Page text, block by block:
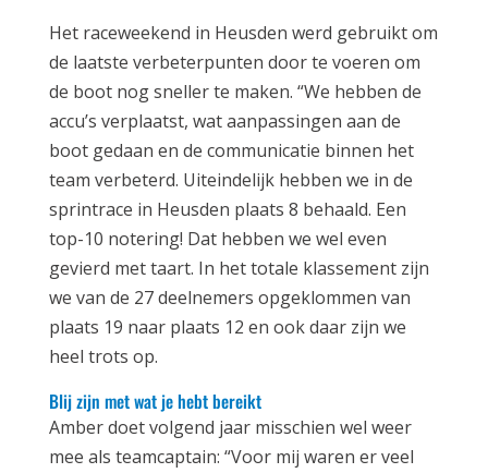
Het raceweekend in Heusden werd gebruikt om
de laatste verbeterpunten door te voeren om
de boot nog sneller te maken. “We hebben de
accu’s verplaatst, wat aanpassingen aan de
boot gedaan en de communicatie binnen het
team verbeterd. Uiteindelijk hebben we in de
sprintrace in Heusden plaats 8 behaald. Een
top-10 notering! Dat hebben we wel even
gevierd met taart. In het totale klassement zijn
we van de 27 deelnemers opgeklommen van
plaats 19 naar plaats 12 en ook daar zijn we
heel trots op.
Blij zijn met wat je hebt bereikt
Amber doet volgend jaar misschien wel weer
mee als teamcaptain: “Voor mij waren er veel